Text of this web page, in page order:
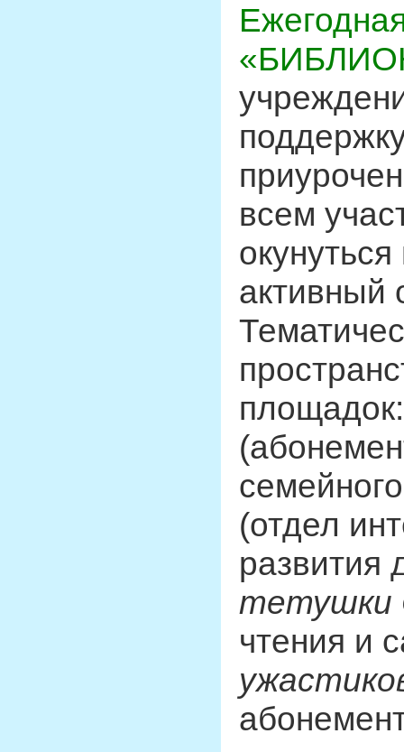
всем
активный
(отдел
развития
тетушки
чтения и